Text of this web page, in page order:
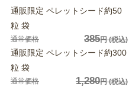
通販限定 ペレットシード約50
粒 袋
通常価格 385円(税込)
通販限定 ペレットシード約300
粒 袋
通常価格 1,280円(税込)